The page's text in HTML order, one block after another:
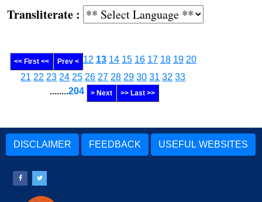
:
<< First << Prev < 12 13 14 15 16 17 18 19 20
21 22 23 24 25 26 27 28 29 30 31 32 33
........204 > Next >> Last >>
DISCLAIMER FEEDBACK USEFUL WEBSITES